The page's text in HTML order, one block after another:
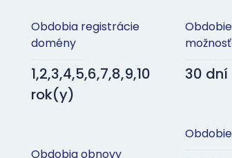
Obdobia registrácie
domény
1,2,3,4,5,6,7,8,9,10
rok(y)
Obdobia obnovy
30 dní